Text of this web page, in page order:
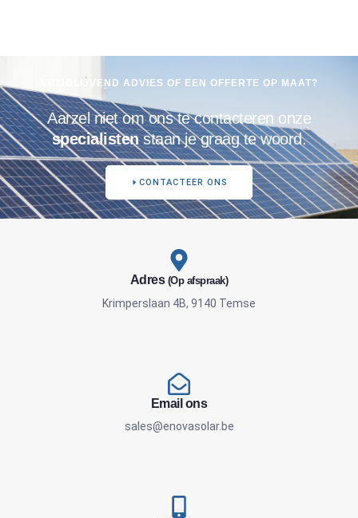
VRIJBLIJVEND ADVIES OF EEN OFFERTE OP MAAT?
Aarzel niet om ons te contacteren onze
specialistenstaan je graag te woord.
CONTACTEER ONS
Adres (Op afspraak)
Krimperslaan 4B, 9140 Temse
Email ons
sales@enovasolar.be